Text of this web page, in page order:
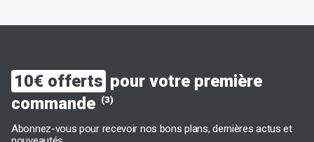
10€ offerts pour votre première
commande (3)
Abonnez-vous pour recevoir nos bons plans, dernières actus et